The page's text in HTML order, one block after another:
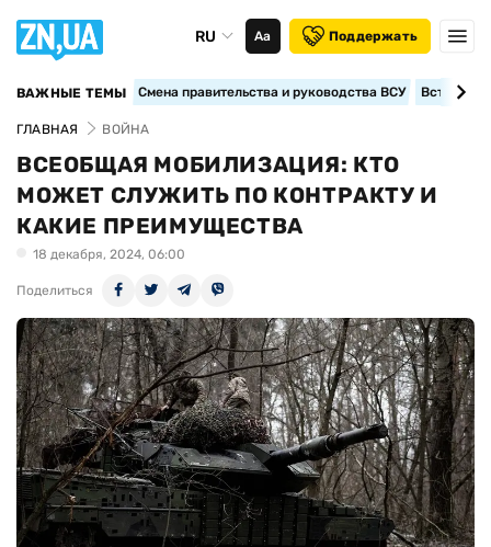
RU Аа Поддержать
ВАЖНЫЕ ТЕМЫ Смена правительства и руководства ВСУ
ГЛАВНАЯ ВОЙНА
ВСЕОБЩАЯ МОБИЛИЗАЦИЯ: КТО
МОЖЕТ СЛУЖИТЬ ПО КОНТРАКТУ И
КАКИЕ ПРЕИМУЩЕСТВА
18 декабря, 2024, 06:00
Поделиться